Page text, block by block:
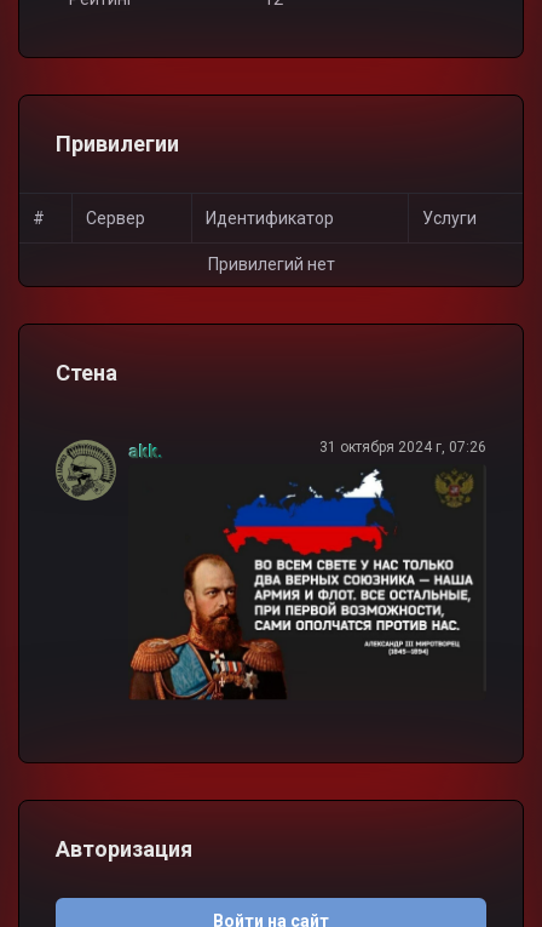
Привилегии
# Сервер Идентификатор Услуги
Привилегий нет
Стена
akk. 31 октября 2024 г, 07:26
Авторизация
Войти на сайт